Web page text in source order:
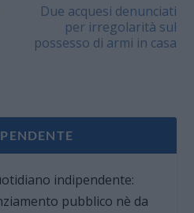
Due acquesi denunciati
per irregolarità sul
possesso di armi in casa
indipendente:
pubblico nè da